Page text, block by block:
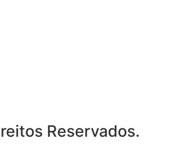
Reservados.